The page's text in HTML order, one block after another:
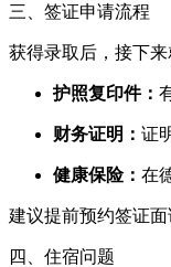
三、签证申请流程
获得录取后，接下
护照复印件：
财务证明： 证
健康保险： 在
建议提前预约签证
四、住宿问题